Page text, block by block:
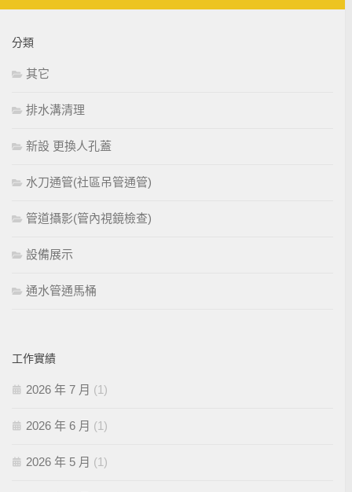
分類
其它
排水溝清理
新設 更換人孔蓋
水刀通管(社區吊管通管)
管道攝影(管內視鏡檢查)
設備展示
通水管通馬桶
工作實績
2026 年 7 月 (1)
2026 年 6 月 (1)
2026 年 5 月 (1)